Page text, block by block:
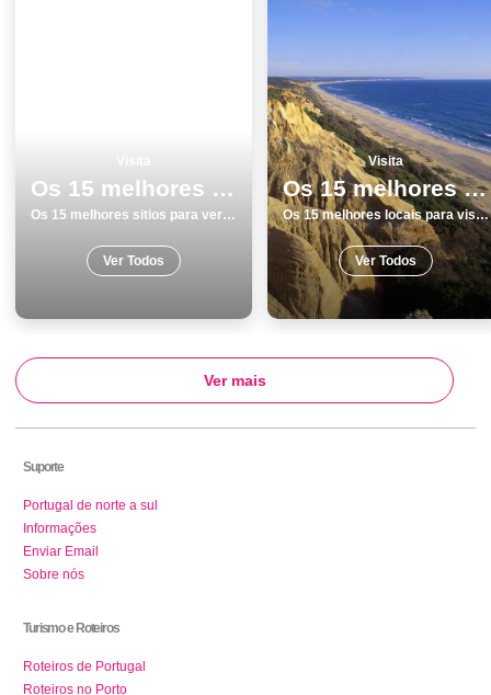
Os 15 melhores sitios para ver e visitar em Praias
Os 15 melhores sitios para ver e visitar em Praias
Ver Todos
Visita
Os 15 melhores locais para visitar em Almada
Os 15 melhores locais para visitar em Almada
Ver Todos
Ver mais
Suporte
Portugal de norte a sul
Informações
Enviar Email
Sobre nós
Turismo e Roteiros
Roteiros de Portugal
Roteiros no Porto